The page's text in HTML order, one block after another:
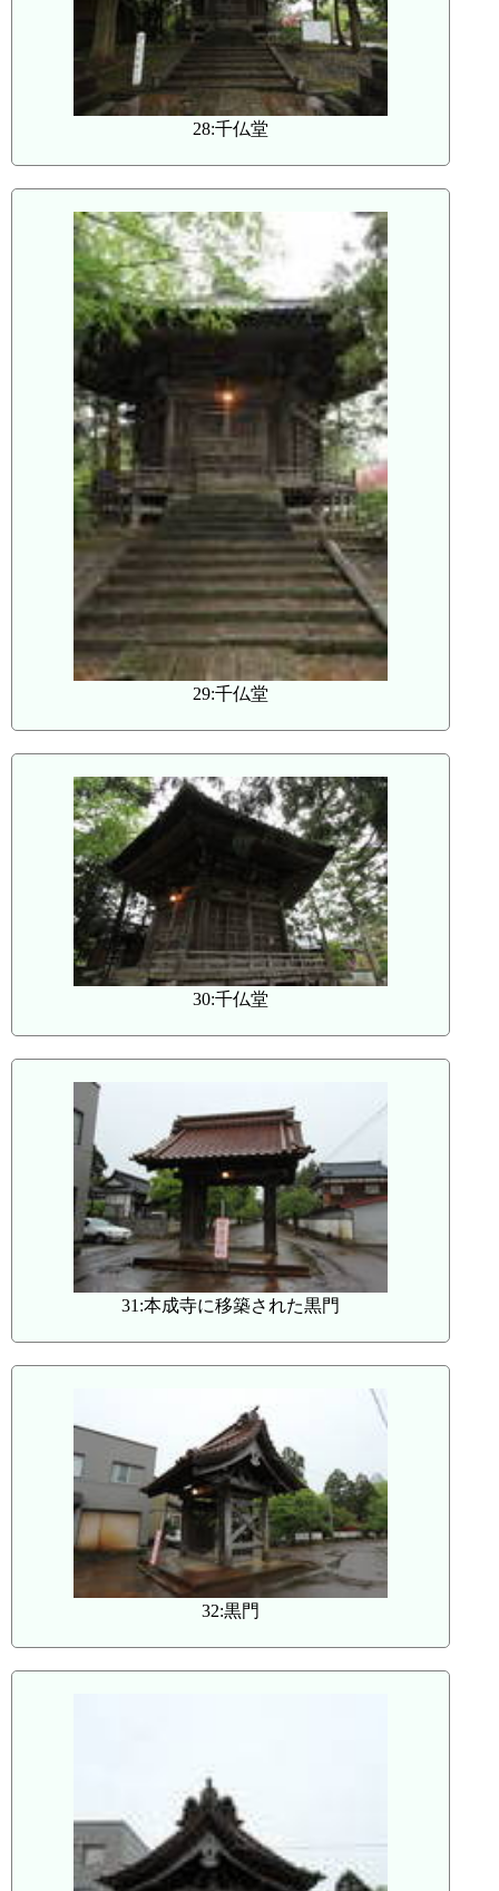
28:千仏堂
29:千仏堂
30:千仏堂
31:本成寺に移築された黒門
32:黒門